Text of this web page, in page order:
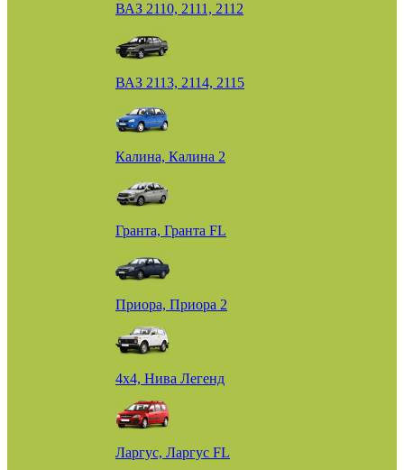
ВАЗ 2110, 2111, 2112
ВАЗ 2113, 2114, 2115
Калина, Калина 2
Гранта, Гранта FL
Приора, Приора 2
4х4, Нива Легенд
Ларгус, Ларгус FL